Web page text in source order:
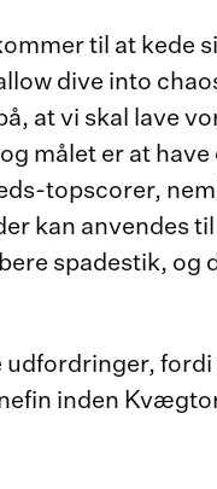
til at kede
dive into
at vi skal lave
målet er at have
topscorer,
kan anvendes
spadestik, og
udfordringer,
inden